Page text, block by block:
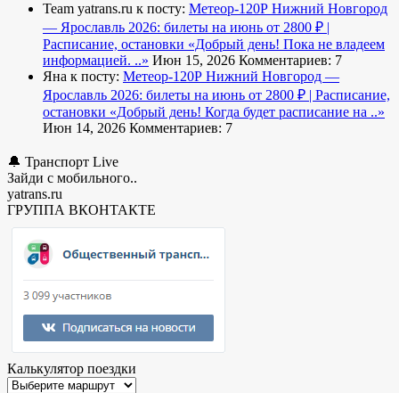
Team yatrans.ru к посту: Метеор-120Р Нижний Новгород
— Ярославль 2026: билеты на июнь от 2800 ₽ |
Расписание, остановки «Добрый день! Пока не владеем
информацией. ..» Июн 15, 2026 Комментариев: 7
Яна к посту: Метеор-120Р Нижний Новгород —
Ярославль 2026: билеты на июнь от 2800 ₽ | Расписание,
остановки «Добрый день! Когда будет расписание на ..»
Июн 14, 2026 Комментариев: 7
🔔 Транспорт Live
Зайди с мобильного..
yatrans.ru
ГРУППА ВКОНТАКТЕ
Калькулятор поездки